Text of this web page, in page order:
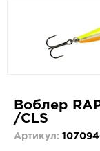
Воблер
/CLS
Артикул: